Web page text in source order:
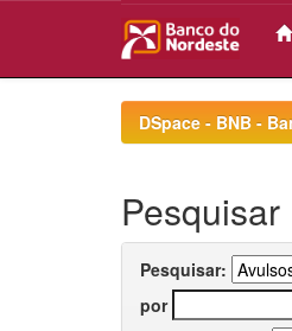
DSpace - BNB -
Pesquisar
Pesquisar:
por